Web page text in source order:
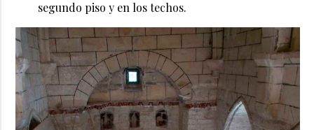
segundo piso y en los techos.